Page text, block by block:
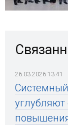
26.03.2026 13:41
углубляют